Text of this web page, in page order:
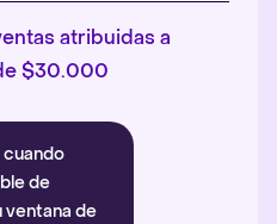
atribuidas a
$30.000
de
de